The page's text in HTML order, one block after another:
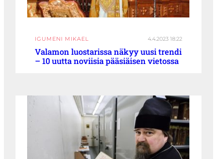
IGUMENI MIKAEL 4.4.2023 18:22
Valamon luostarissa näkyy uusi trendi
– 10 uutta noviisia pääsiäisen vietossa